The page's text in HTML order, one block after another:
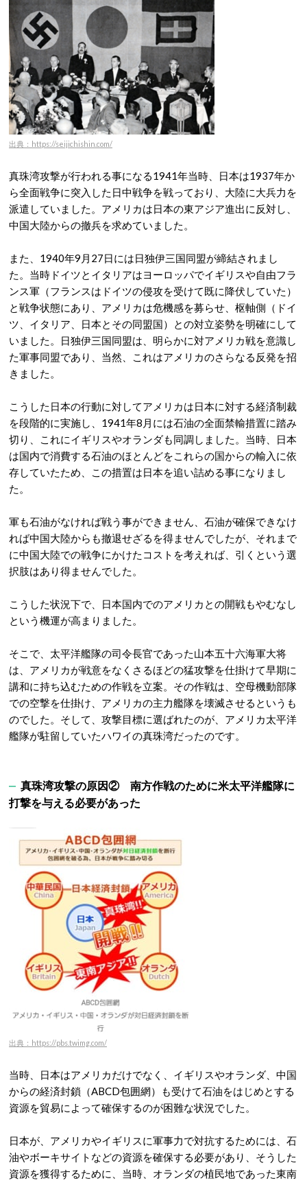
出典：https://seijichishin.com/
真珠湾攻撃が行われる事になる1941年当時、日本は1937年か
ら全面戦争に突入した日中戦争を戦っており、大陸に大兵力を
派遣していました。アメリカは日本の東アジア進出に反対し、
中国大陸からの撤兵を求めていました。
また、1940年9月27日には日独伊三国同盟が締結されまし
た。当時ドイツとイタリアはヨーロッパでイギリスや自由フラ
ンス軍（フランスはドイツの侵攻を受けて既に降伏していた）
と戦争状態にあり、アメリカは危機感を募らせ、枢軸側（ドイ
ツ、イタリア、日本とその同盟国）との対立姿勢を明確にして
いました。日独伊三国同盟は、明らかに対アメリカ戦を意識し
た軍事同盟であり、当然、これはアメリカのさらなる反発を招
きました。
こうした日本の行動に対してアメリカは日本に対する経済制裁
を段階的に実施し、1941年8月には石油の全面禁輸措置に踏み
切り、これにイギリスやオランダも同調しました。当時、日本
は国内で消費する石油のほとんどをこれらの国からの輸入に依
存していたため、この措置は日本を追い詰める事になりまし
た。
軍も石油がなければ戦う事ができません、石油が確保できなけ
れば中国大陸からも撤退せざるを得ませんでしたが、それまで
に中国大陸での戦争にかけたコストを考えれば、引くという選
択肢はあり得ませんでした。
こうした状況下で、日本国内でのアメリカとの開戦もやむなし
という機運が高まりました。
そこで、太平洋艦隊の司令長官であった山本五十六海軍大将
は、アメリカが戦意をなくさるほどの猛攻撃を仕掛けて早期に
講和に持ち込むための作戦を立案。その作戦は、空母機動部隊
での空撃を仕掛け、アメリカの主力艦隊を壊滅させるというも
のでした。そして、攻撃目標に選ばれたのが、アメリカ太平洋
艦隊が駐留していたハワイの真珠湾だったのです。
真珠湾攻撃の原因② 南方作戦のために米太平洋艦隊に
打撃を与える必要があった
出典：https://pbs.twimg.com/
当時、日本はアメリカだけでなく、イギリスやオランダ、中国
からの経済封鎖（ABCD包囲網）も受けて石油をはじめとする
資源を貿易によって確保するのが困難な状況でした。
日本が、アメリカやイギリスに軍事力で対抗するためには、石
油やボーキサイトなどの資源を確保する必要があり、そうした
資源を獲得するために、当時、オランダの植民地であった東南